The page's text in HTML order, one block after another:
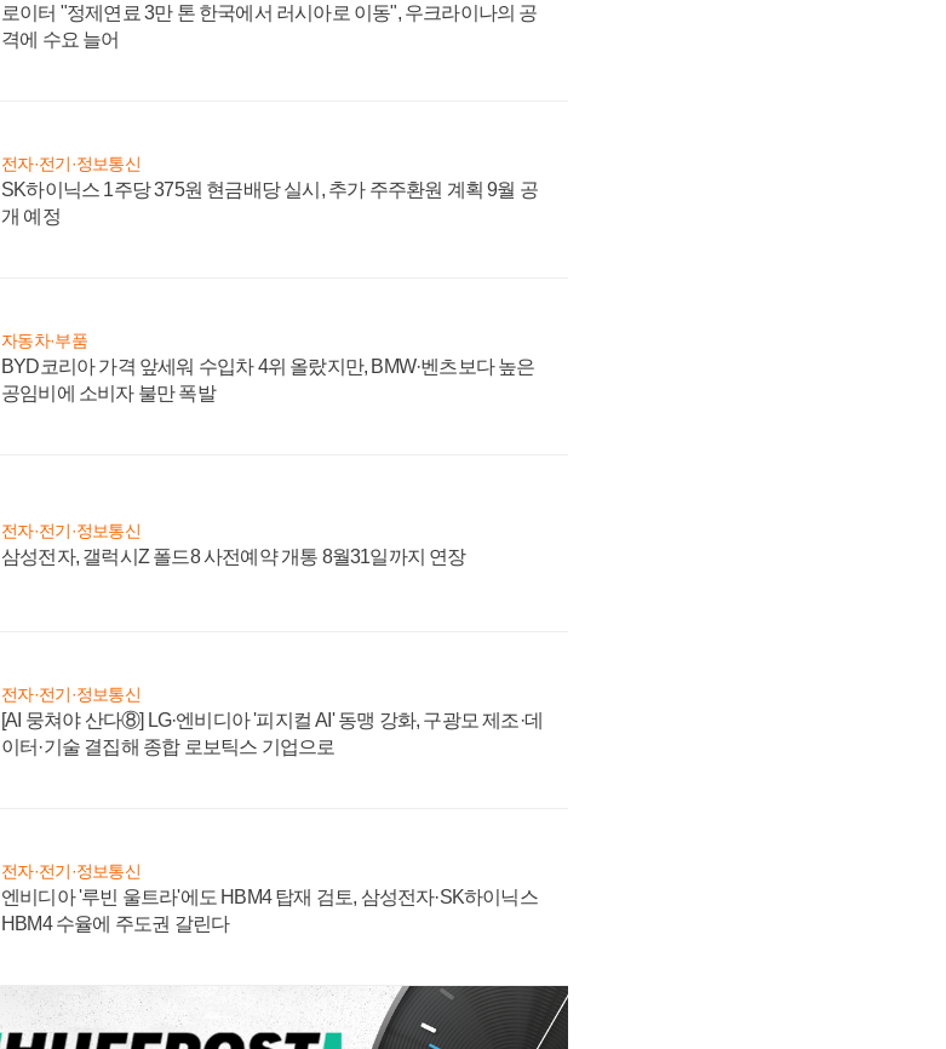
로이터 "정제연료 3만 톤 한국에서 러시아로 이동", 우크라이나의 공
격에 수요 늘어
전자·전기·정보통신
SK하이닉스 1주당 375원 현금배당 실시, 추가 주주환원 계획 9월 공
개 예정
자동차·부품
BYD코리아 가격 앞세워 수입차 4위 올랐지만, BMW·벤츠보다 높은
공임비에 소비자 불만 폭발
전자·전기·정보통신
삼성전자, 갤럭시Z 폴드8 사전예약 개통 8월31일까지 연장
전자·전기·정보통신
[AI 뭉쳐야 산다⑧] LG·엔비디아 '피지컬 AI' 동맹 강화, 구광모 제조·데
이터·기술 결집해 종합 로보틱스 기업으로
전자·전기·정보통신
엔비디아 '루빈 울트라'에도 HBM4 탑재 검토, 삼성전자·SK하이닉스
HBM4 수율에 주도권 갈린다